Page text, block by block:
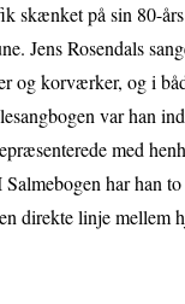
skænket på sin 80-
Jens Rosendals
og korværker, og i
var han
med
Salmebogen har han
direkte linje mellem